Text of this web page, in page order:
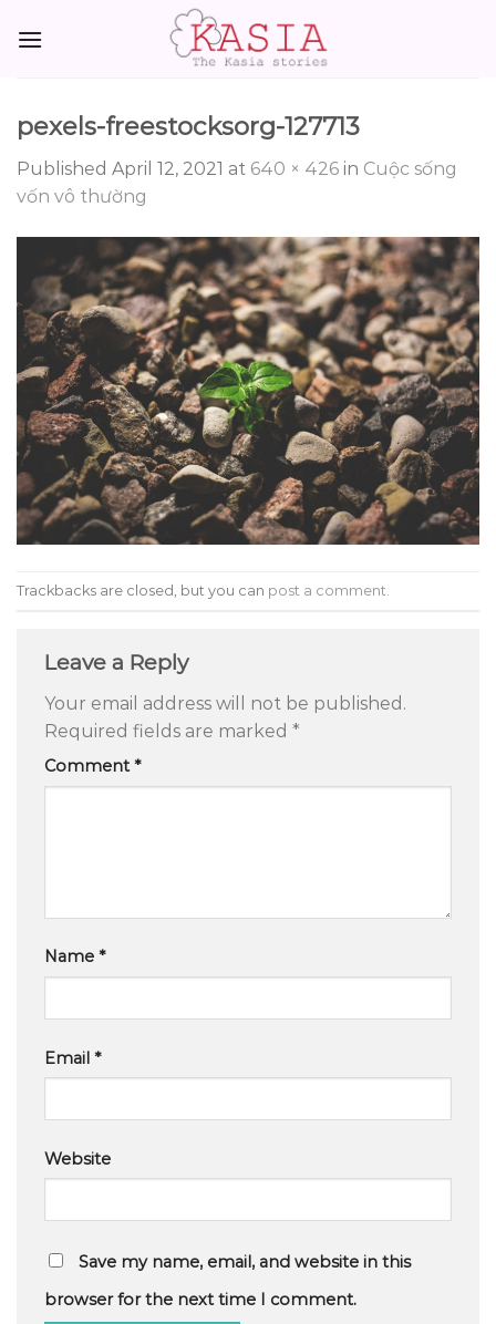
pexels-freestocksorg-127713
Published April 12, 2021 at 640 × 426 in Cuộc sống
vốn vô thường
Trackbacks are closed, but you can post a comment
Leave a Reply
Your email address will not be published.
Required fields are marked *
Comment*
Name *
Email *
Website
Save my name, email, and website in this
browser for the next time I comment.